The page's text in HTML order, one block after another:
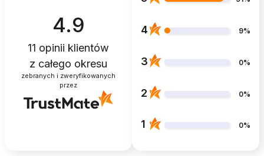
4.9
11 opinii klientów
z całego okresu
zebranych i zweryfikowanych
przez
4 9%
3 0%
2 0%
1 0%